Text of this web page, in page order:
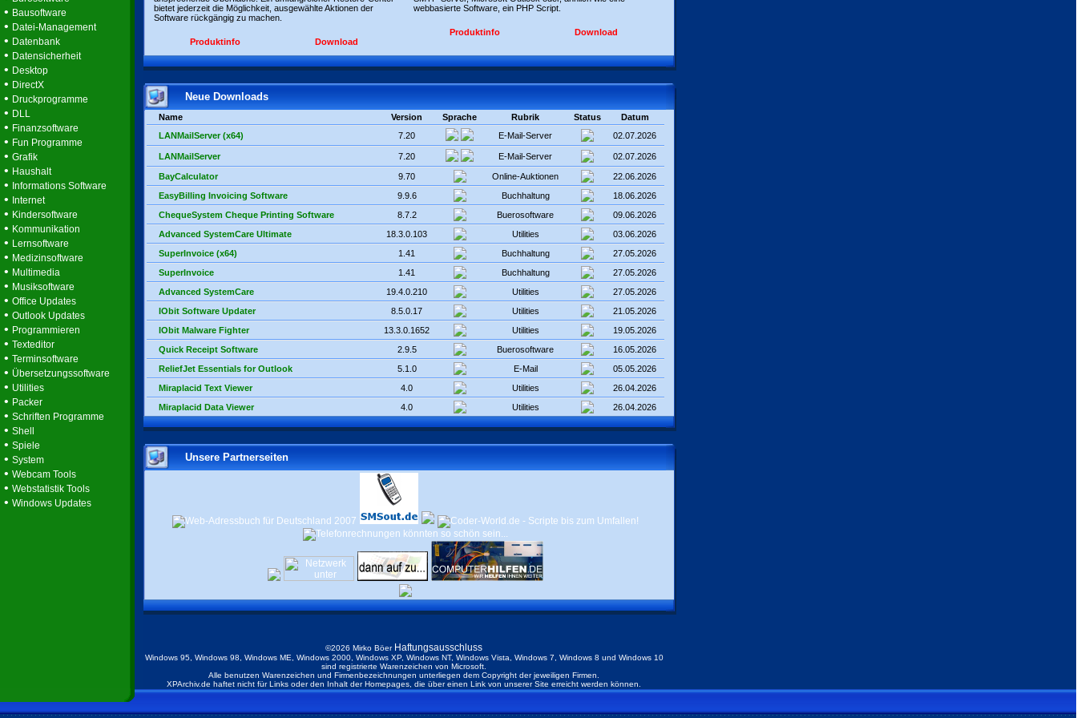
• Bausoftware
• Datei-Management
• Datenbank
• Datensicherheit
• Desktop
• DirectX
• Druckprogramme
• DLL
• Finanzsoftware
• Fun Programme
• Grafik
• Haushalt
• Informations Software
• Internet
• Kindersoftware
• Kommunikation
• Lernsoftware
• Medizinsoftware
• Multimedia
• Musiksoftware
• Office Updates
• Outlook Updates
• Programmieren
• Texteditor
• Terminsoftware
• Übersetzungssoftware
• Utilities
• Packer
• Schriften Programme
• Shell
• Spiele
• System
• Webcam Tools
• Webstatistik Tools
• Windows Updates
bietet jederzeit die Möglichkeit, ausgewählte Aktionen der
Software rückgängig zu machen.
Produktinfo Download
webbasierte Software, ein PHP Script.
Produktinfo Download
Neue Downloads
Name Version Sprache Rubrik Status
Datum
LANMailServer (x64)
7.20 E-Mail-Server 02.07.2026
LANMailServer 7.20 E-Mail-Server 02.07.2026
BayCalculator 9.70 Online-Auktionen
22.06.2026
EasyBilling Invoicing Software
9.9.6 Buchhaltung
18.06.2026
ChequeSystem Cheque Printing Software
8.7.2 Buerosoftware
09.06.2026
Advanced SystemCare Ultimate
18.3.0.103 Utilities
03.06.2026
SuperInvoice (x64)
1.41 Buchhaltung
27.05.2026
SuperInvoice
1.41 Buchhaltung
27.05.2026
Advanced SystemCare
19.4.0.210 Utilities
27.05.2026
IObit Software Updater
8.5.0.17 Utilities
21.05.2026
IObit Malware Fighter
13.3.0.1652 Utilities
19.05.2026
Quick Receipt Software
2.9.5 Buerosoftware
16.05.2026
ReliefJet Essentials for Outlook
5.1.0 E-Mail
05.05.2026
Miraplacid Text Viewer
4.0 Utilities
26.04.2026
Miraplacid Data Viewer
4.0 Utilities 26.04.2026
Unsere Partnerseiten
©2026 Mirko Böer Haftungsausschluss
Windows 95, Windows 98, Windows ME, Windows 2000, Windows XP, Windows NT, Windows Vista, Windows 7, Windows 8 und Windows 10
sind registrierte Warenzeichen von Microsoft.
Alle benutzen Warenzeichen und Firmenbezeichnungen unterliegen dem Copyright der jeweiligen Firmen.
XPArchiv.de haftet nicht für Links oder den Inhalt der Homepages, die über einen Link von unserer Site erreicht werden können.